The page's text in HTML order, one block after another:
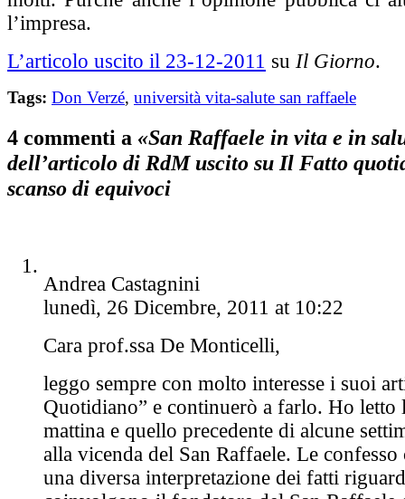
l’impresa.
L’articolo uscito il 23-12-2011 su Il Giorno.
Tags: Don Verzé, università vita-salute san raffaele
4 commenti a «San Raffaele in vita e in
dell’articolo di RdM uscito su Il Fatto
scanso di equivoci
Andrea Castagnini
lunedì, 26 Dicembre, 2011 at 10:22
Cara prof.ssa De Monticelli,
leggo sempre con molto interesse i suoi
Quotidiano” e continuerò a farlo. Ho
mattina e quello precedente di alcune
alla vicenda del San Raffaele. Le confesso
una diversa interpretazione dei fatti